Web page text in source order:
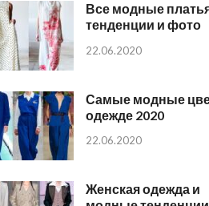
Все модные
тенденции и фото
22.06.2020
Самые модные
одежде 2020
22.06.2020
Женская одежда и